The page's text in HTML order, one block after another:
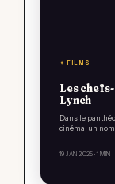
✦ FILMS
Les
Lynch
Dans le
cinéma, un
19 JAN 2025 · 1 MIN